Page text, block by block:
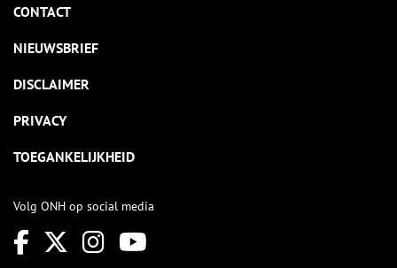
CONTACT
NIEUWSBRIEF
DISCLAIMER
PRIVACY
TOEGANKELIJKHEID
Volg ONH op social media